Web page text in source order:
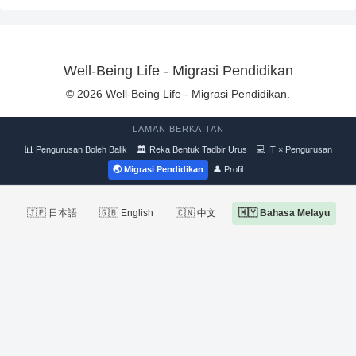
Well-Being Life - Migrasi Pendidikan
© 2026 Well-Being Life - Migrasi Pendidikan.
LAMAN BERKAITAN
📊 Pengurusan Boleh Balik 🏛 Reka Bentuk Tadbir Urus 💻 IT × Pengurusan
🌏 Migrasi Pendidikan 👤 Profil
🇯🇵 日本語 🇬🇧 English 🇨🇳 中文 🇲🇾 Bahasa Melayu